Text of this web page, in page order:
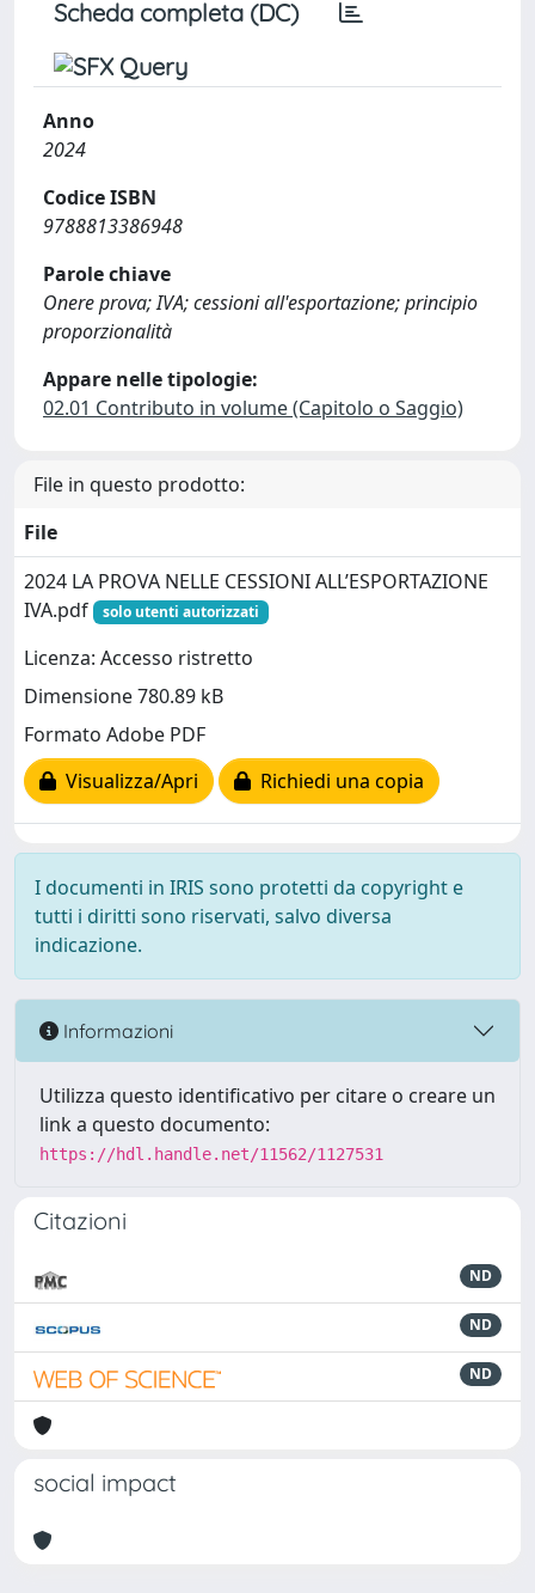
Scheda completa (DC)
Anno
2024
Codice ISBN
9788813386948
Parole chiave
Onere prova; IVA; cessioni all'esportazione; principio
proporzionalità
Appare nelle tipologie:
02.01 Contributo in volume (Capitolo o Saggio)
File in questo prodotto:
File
2024 LA PROVA NELLE CESSIONI ALL’ESPORTAZIONE
IVA.pdf
solo utenti autorizzati
Licenza: Accesso ristretto
Dimensione 780.89 kB
Formato Adobe PDF
Visualizza/Apri
Richiedi una copia
I documenti in IRIS sono protetti da copyright e
tutti i diritti sono riservati, salvo diversa
indicazione.
Informazioni
Utilizza questo identificativo per citare o creare un
link a questo documento:
https://hdl.handle.net/11562/1127531
Citazioni
ND
ND
ND
social impact